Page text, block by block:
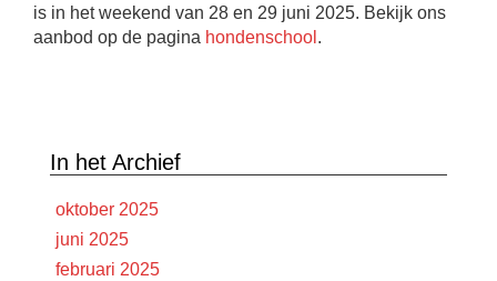
is in het weekend van 28 en 29 juni 2025. Bekijk ons
aanbod op de pagina hondenschool .
In het Archief
oktober 2025
juni 2025
februari 2025